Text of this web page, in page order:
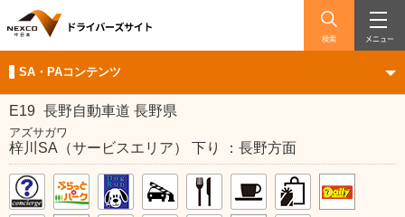
検索 メニュー
SA・PAコンテンツ
E19 長野自動車道 長野県
アズサガワ
梓川SA（サービスエリア） 下り ：長野方面